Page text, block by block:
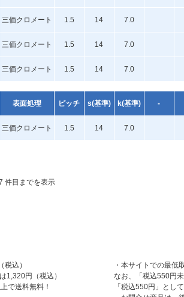
三価クロメート 1.5 14 7.0
三価クロメート 1.5 14 7.0
三価クロメート 1.5 14 7.0
表面処理 ピッチ s(基準) k(基準) -
三価クロメート 1.5 14 7.0
件目までを表示
税込）
1,320円（税込）
で送料無料！
・本サイトでの最低
なお、「税込550円
「税込550円」とし